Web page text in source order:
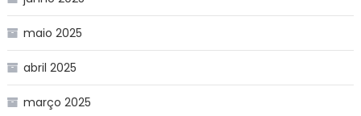
maio 2025
abril 2025
março 2025